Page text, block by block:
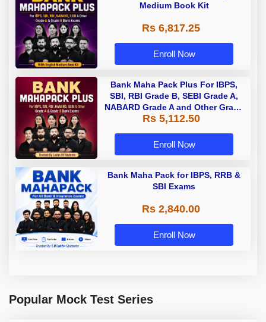
Medium Book Kit
Rs 6,817.25
Enroll Now
Bank Maha Pack Plus For IBPS,
SBI, RBI Grade B, SEBI Grade A,
NABARD Grade A and Other Grade
A & Grade B Bank Exams
Rs 5,112.50
Enroll Now
Bank Maha Pack for IBPS, RRB &
SBI Exams
Rs 2,840.00
Enroll Now
Popular Mock Test Series